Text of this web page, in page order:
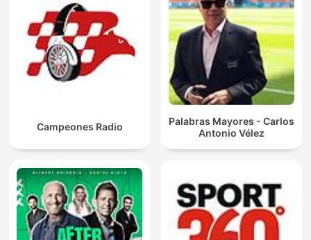
Campeones Radio
Palabras Mayores - Carlos
Antonio Vélez